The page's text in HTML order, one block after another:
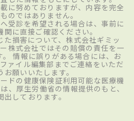
に努めておりますが、内容を完全
のではありません。
受診を希望される場合は、事前に
に直接ご確認ください。
た損害について、株式会社ギミッ
株式会社ではその賠償の責任を一
情報に誤りがある場合には、お
ァイル編集部までご連絡をいただ
お願いいたします。
ドの健康保険証利用可能な医療機
、厚生労働省の情報提供のもと、
出しております。